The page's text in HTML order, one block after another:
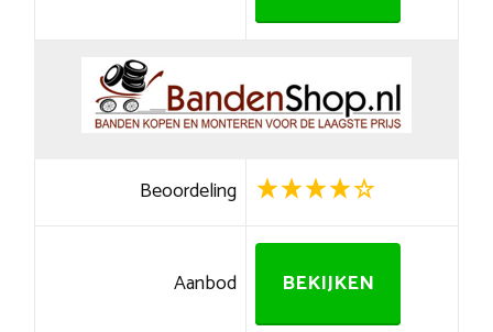
Beoordeling
Aanbod BEKIJKEN